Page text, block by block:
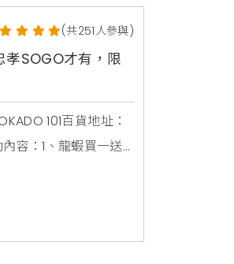
(共251人參與)
孝SOGO才有，限
101百貨地址：
容：1、龍蝦買一送
蝦之外)，1支特價88